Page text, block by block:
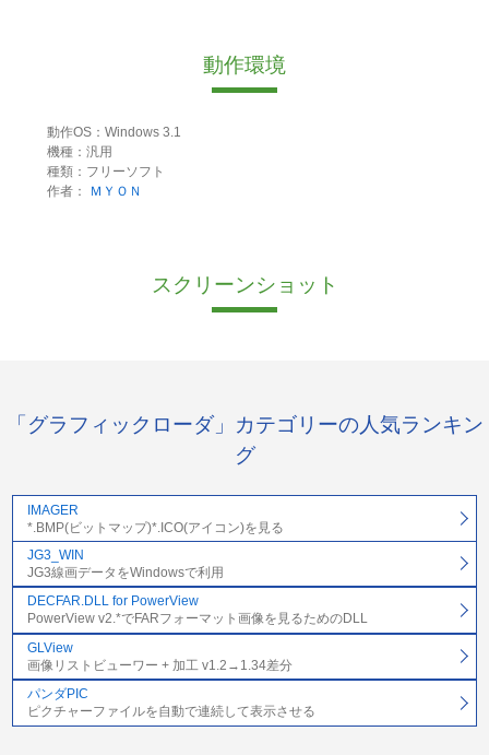
動作環境
動作OS：Windows 3.1
機種：汎用
種類：フリーソフト
作者：
ＭＹＯＮ
スクリーンショット
「グラフィックローダ」カテゴリーの人気ランキン
グ
IMAGER
*.BMP(ビットマップ)*.ICO(アイコン)を見る
JG3_WIN
JG3線画データをWindowsで利用
DECFAR.DLL for PowerView
PowerView v2.*でFARフォーマット画像を見るためのDLL
GLView
画像リストビューワー + 加工 v1.2→1.34差分
パンダPIC
ピクチャーファイルを自動で連続して表示させる